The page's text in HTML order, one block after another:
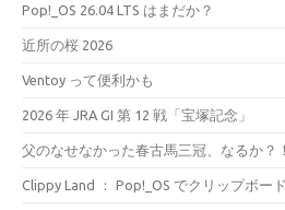
Pop!_OS 26.04 LTS はまだか？
近所の桜 2026
Ventoy って便利かも
2026 年 JRA GI 第 12 戦「宝塚記念」
父のなせなかった春古馬三冠、なるか？！
Clippy Land ： Pop!_OS でクリップボー